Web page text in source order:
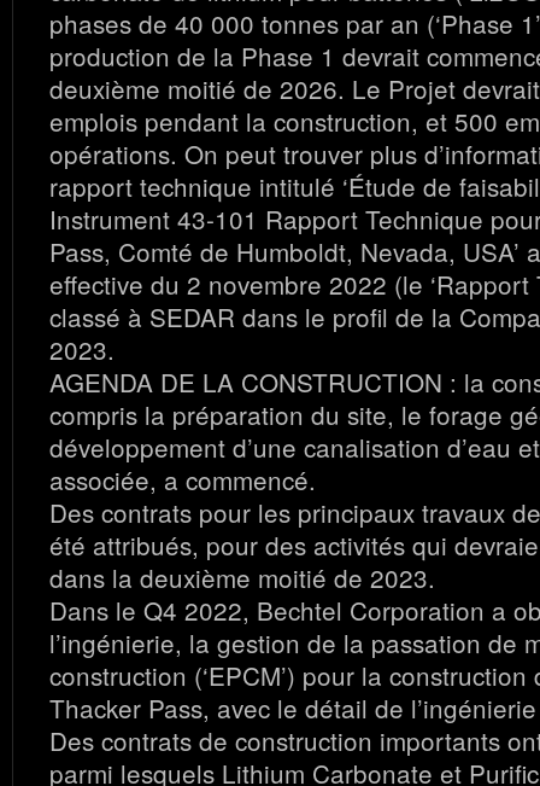
phases de 40 000 tonnes par an (‘Phase
production de la Phase 1 devrait
deuxième moitié de 2026. Le Projet
emplois pendant la construction, et 500
opérations. On peut trouver plus
rapport technique intitulé ‘Étude de
Instrument 43-101 Rapport Technique
Pass, Comté de Humboldt, Nevada, USA’
effective du 2 novembre 2022 (le ‘Rapport
classé à SEDAR dans le profil de la
2023.
AGENDA DE LA CONSTRUCTION : la
compris la préparation du site, le forage
développement d’une canalisation d’eau
associée, a commencé.
Des contrats pour les principaux travaux
été attribués, pour des activités qui
dans la deuxième moitié de 2023.
Dans le Q4 2022, Bechtel Corporation a
l’ingénierie, la gestion de la passation de
construction (‘EPCM’) pour la
Thacker Pass, avec le détail de
Des contrats de construction importants
parmi lesquels Lithium Carbonate et